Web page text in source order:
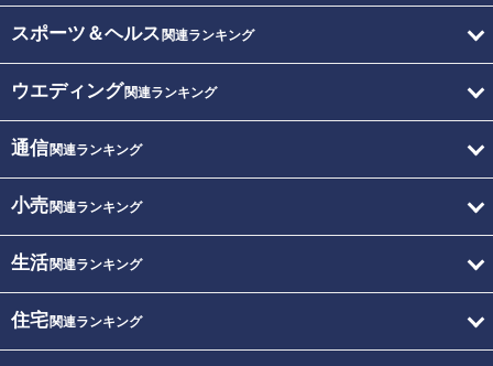
スポーツ＆ヘルス 関連ランキング
ウエディング関連ランキング
通信関連ランキング
小売関連ランキング
生活関連ランキング
住宅関連ランキング